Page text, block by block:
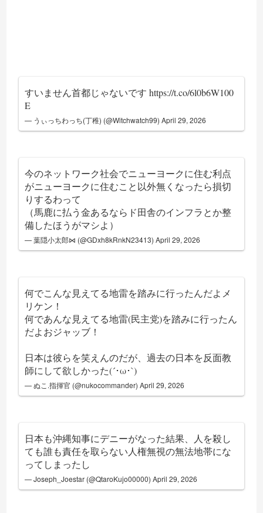
すいません首都じゃないですhttps://t.co/6l0b6W100
E
— うぃっちわっち(丁稚) (@Witchwatch99)April 29, 2026
今のネットワーク社会でニューヨークに住む利点
がニューヨークに住むこと以外無くなったら損切
りするわって
（馬鹿に払う金あるならド田舎のインフラとか整
備したほうがマシよ）
— 葉隠小太郎⋈ (@GDxh8kRnkN23413)April 29, 2026
何でこんな見えてる地雷を踏みに行ったんだよメ
リケン！
何であんな見えてる地雷(民主党)を踏みに行ったん
だよおジャッブ！
日本は彼らを笑えんのだが、過去の日本を反面教
師にして欲しかった(´･ω･`)
— ぬこ.指揮官 (@nukocommander)April 29, 2026
日本も沖縄知事にデニーがなった結果、人を殺し
ても誰も責任を取らない人権無視の無法地帯にな
ってしまったし
— Joseph_Joestar (@QtaroKujo00000)April 29, 2026